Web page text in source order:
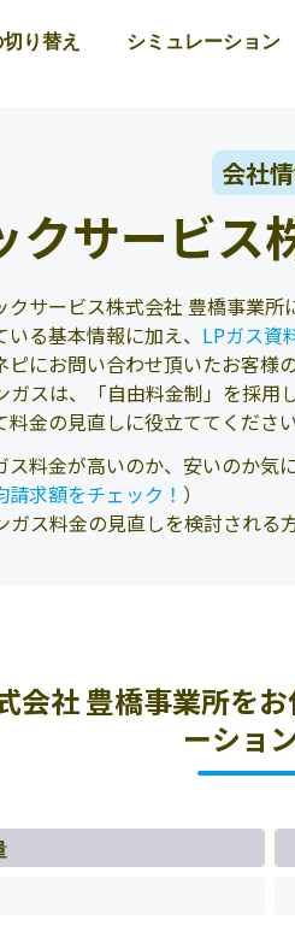
り替え シミュレーション
会社
クサービス
クサービス株式会社 豊橋事業
る基本情報に加え、 LPガス資
ピにお問い合わせ頂いたお客様
ガスは、「自由料金制」を採用
料金の見直しに役立ててください
ス料金が高いのか、安いのか気
請求額をチェック！ ）
ガス料金の見直しを検討される方
会社 豊橋事業所を
ーショ